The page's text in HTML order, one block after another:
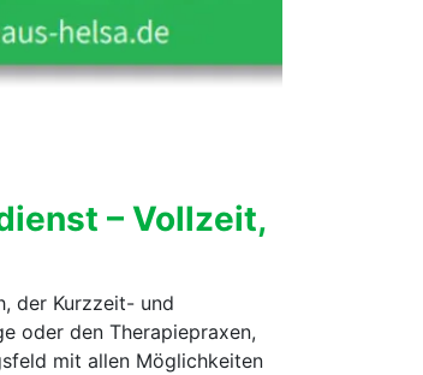
– Vollzeit,
der Kurzzeit- und
oder den Therapiepraxen,
mit allen Möglichkeiten